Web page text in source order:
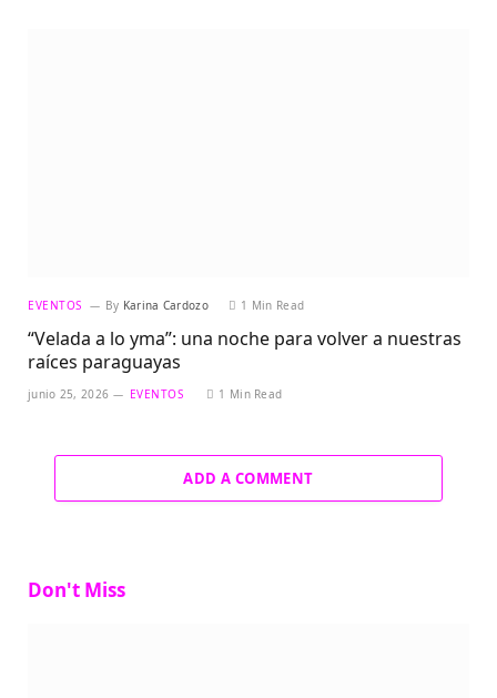
EVENTOS By Karina Cardozo 1 Min Read
“Velada a lo yma”: una noche para volver a nuestras
raíces paraguayas
junio 25, 2026 EVENTOS 1 Min Read
ADD A COMMENT
Don't Miss